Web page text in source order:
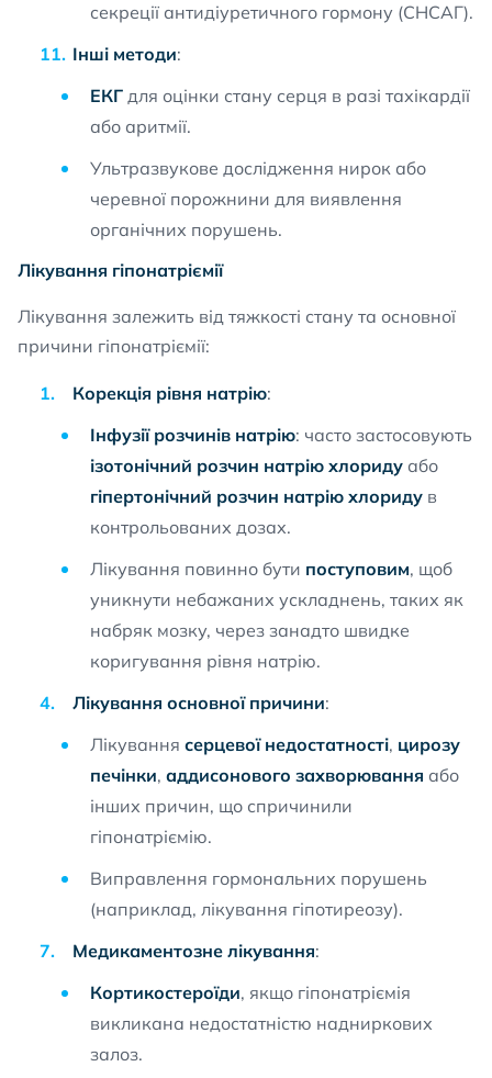
секреції антидіуретичного гормону (СНСАГ).
Інші методи:
ЕКГ для оцінки стану серця в разі тахікардії
або аритмії.
Ультразвукове дослідження нирок або
черевної порожнини для виявлення
органічних порушень.
Лікування гіпонатріємії
Лікування залежить від тяжкості стану та основної
причини гіпонатріємії:
Корекція рівня натрію:
Інфузії розчинів натрію: часто застосовують
ізотонічний розчин натрію хлориду або
гіпертонічний розчин натрію хлориду в
контрольованих дозах.
Лікування повинно бути поступовим, щоб
уникнути небажаних ускладнень, таких як
набряк мозку, через занадто швидке
коригування рівня натрію.
Лікування основної причини:
Лікування серцевої недостатності, цирозу
печінки, аддисонового захворювання або
інших причин, що спричинили
гіпонатріємію.
Виправлення гормональних порушень
(наприклад, лікування гіпотиреозу).
Медикаментозне лікування:
Кортикостероїди, якщо гіпонатріємія
викликана недостатністю надниркових
залоз.